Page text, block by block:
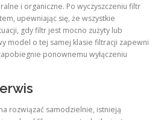
i organiczne. Po wyczyszczeniu filtr
upewniając się, że wszystkie
gdy filtr jest mocno zużyty lub
model o tej samej klasie filtracji zapewni
ponownemu wyłączeniu
rozwiązać samodzielnie, istnieją